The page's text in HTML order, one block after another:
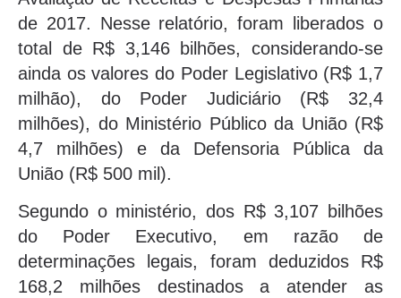
de 2017. Nesse relatório, foram liberados o
total de R$ 3,146 bilhões, considerando-se
ainda os valores do Poder Legislativo (R$ 1,7
milhão), do Poder Judiciário (R$ 32,4
milhões), do Ministério Público da União (R$
4,7 milhões) e da Defensoria Pública da
União (R$ 500 mil).
Segundo o ministério, dos R$ 3,107 bilhões
do Poder Executivo, em razão de
determinações legais, foram deduzidos R$
168,2 milhões destinados a atender as